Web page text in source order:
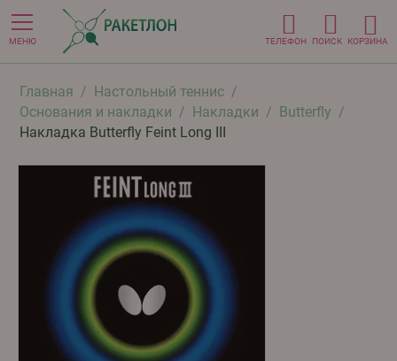
МЕНЮ ТЕЛЕФОН ПОИСК КОРЗИНА
Главная / Настольный теннис /
Основания и накладки / Накладки / Butterfly /
Накладка Butterfly Feint Long III